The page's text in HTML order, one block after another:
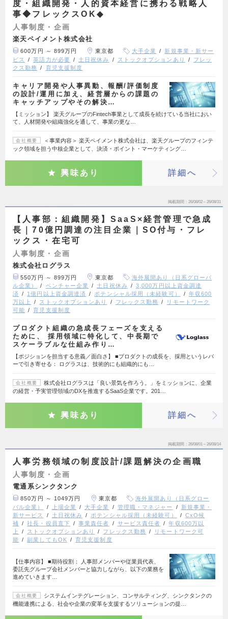
度・組織開発・人的資本経営に携わる戦略人
事◆フレックスOK◆
人事制度・企画
楽天ペイメント株式会社
600万円 ～ 899万円 東京都 大手企業
新規事業・新サー
ビス
英語力が必要 土日祝休み ストックオプションあり
フレッ
クス勤務
育児支援制度
キャリア開発や人事異動、報酬/評価制度
の設計/運用に加え、経営層からの課題の
キャッチアップやその解決…
【ミッション】 楽天グループのFintech事業として成長を続けている当社におい
て、人材開発や組織強化を通して、事業の更な…
会社概要
＜事業内容＞ 楽天ペイメント株式会社は、楽天グループのフィンテ
ック領域を担う中核企業として、決済・ポイント・マーケティング…
興味あり 詳細へ
掲載期間 26/08/02～26/08/31
【人事部：組織開発】SaaS×経営管理で急成
長｜70億円調達の注目企業｜SO付与・フレ
ックス・在宅可
人事制度・企画
株式会社ログラス
550万円 ～ 899万円 東京都
海外展開あり（日系グローバ
ル企業）
ベンチャー企業 土日祝休み
3,000万円以上資金調達
済
1億円以上資金調達済 ポテンシャル採用（未経験可）
年収600
万以上
ストックオプションあり フレックス勤務
リモートワーク
可能
育児支援制度
プロダクト組織の急成長フェーズを支える
ために、 採用領域に特化して、中長期で
スケーラブルな仕組み作り…
【ポジションを担当する意義／面白さ】 ■プロダクトの成長を、採用というレバ
ーで引き寄せる： ログラスは、技術的にも組織的にも…
会社概要
株式会社ログラスは「良い景気を作ろう。」をミッションに、企業
の経営・予実管理領域のDXを推進するSaaS企業です。201…
興味あり 詳細へ
掲載期間 26/08/01～26/08/14
人事労務領域の制度設計/課題解決の企画職
人事制度・企画
電通系シンクタンク
850万円 ～ 1049万円 東京都
海外展開あり（日系グロー
バル企業）
上場企業 大手企業 管理職・マネジャー
新規事業・
新サービス
土日祝休み ポテンシャル採用（未経験可）
CxO候
補
社長・役員直下 事業責任者 サービス責任者
年収600万以
上
ストックオプションあり フレックス勤務
リモートワーク可
能
副業してもOK 育児支援制度
【仕事内容】 ■期待役割： 人事部メンバーや従業員代表、
委託先グループ会社メンバーと協力しながら、以下の業務を
進めていきます…
会社概要
システムインテグレーション、コンサルティング、シンクタンクの
機能連携による、社会や企業の変革を支援するソリューションの提…